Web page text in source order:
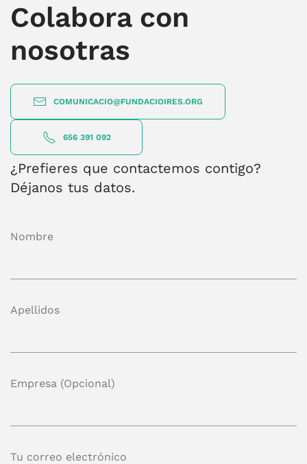
Colabora con
nosotras
COMUNICACIO@FUNDACIOIRES.ORG
656 391 092
¿Prefieres que contactemos contigo?
Déjanos tus datos.
Nombre
Apellidos
Empresa (Opcional)
Tu correo electrónico